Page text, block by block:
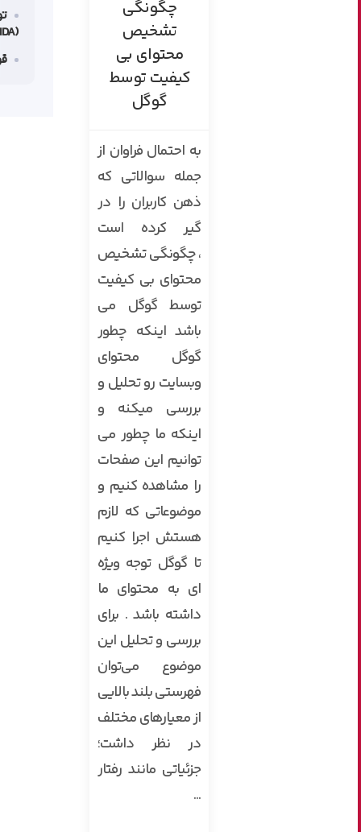
چگونگی
تشخیص
محتوای بی
کیفیت توسط
گوگل
به احتمال فراوان از
جمله سوالاتی که
ذهن کاربران را در
گیر کرده است
، چگونگی تشخیص
محتوای بی کیفیت
توسط گوگل می
باشد اینکه چطور
گوگل محتوای
وبسایت رو تحلیل و
بررسی میکنه و
اینکه ما چطور می
توانیم این صفحات
را مشاهده کنیم و
موضوعاتی که لازم
هستش اجرا کنیم
تا گوگل توجه ویژه
ای به محتوای ما
داشته باشد . برای
بررسی و تحلیل این
موضوع می‌توان
فهرستی بلند بالایی
از معیارهای مختلف
در نظر داشت؛
جزئیاتی مانند رفتار
...
(NDA)